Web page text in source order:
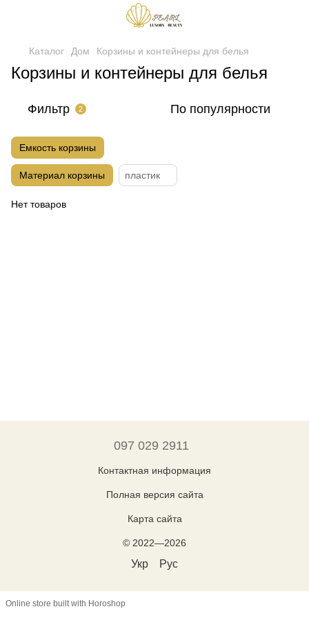
Каталог Дом Корзины и контейнеры для белья
Корзины и контейнеры для белья
Фильтр 2 По популярности
Емкость корзины
Материал корзины пластик
Нет товаров
097 029 2911
Контактная информация
Полная версия сайта
Карта сайта
© 2022—2026
Укр Рус
Online store built with Horoshop